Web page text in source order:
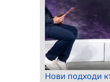
на БАН (УчИ-БАН)
Нови подходи